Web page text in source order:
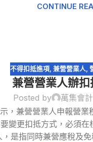
CONTINUE
不得扣抵進項, 兼營營業人,
兼營營業人辦扣
Posted by
萬集會
，兼營營業人申報營
變更扣抵方式，必須
，是指同時兼營應稅及